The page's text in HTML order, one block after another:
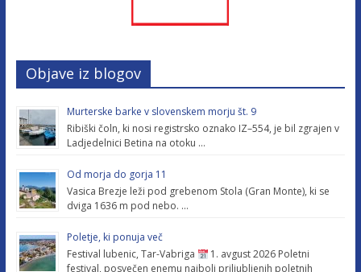
Objave iz blogov
Murterske barke v slovenskem morju št. 9
Ribiški čoln, ki nosi registrsko oznako IZ–554, je bil zgrajen v
Ladjedelnici Betina na otoku …
Od morja do gorja 11
Vasica Brezje leži pod grebenom Stola (Gran Monte), ki se
dviga 1636 m pod nebo. …
Poletje, ki ponuja več
Festival lubenic, Tar-Vabriga
1. avgust 2026 Poletni
festival, posvečen enemu najbolj priljubljenih poletnih